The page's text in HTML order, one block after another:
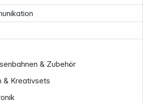
& Zubehör
& Kreativsets